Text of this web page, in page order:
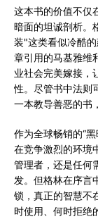
这本书的价值不仅
暗面的坦诚剖析。
装"这类看似冷酷
章引用的马基雅维
业社会完美嫁接，
性。尽管书中法则
一本教导善恶的书
作为全球畅销的“
在竞争激烈的环境
管理者，还是任何
发。但格林在序言
锁，真正的智慧不
时使用、何时拒绝